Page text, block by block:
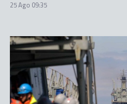
25 Ago 09:35